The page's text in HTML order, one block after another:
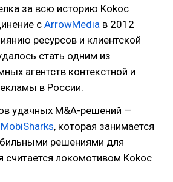
за всю историю Kokoc
с ArrowMedia в 2012
ресурсов и клиентской
стать одним из
агентств контекстной и
в России.
удачных M&A-решений —
MobiSharks, которая занимается
решениями для
считается локомотивом Kokoc